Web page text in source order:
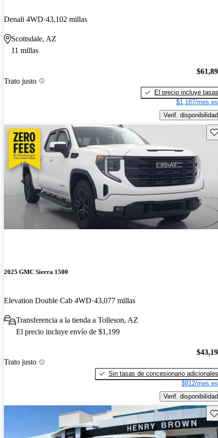
Denali 4WD 43,102 millas
Scottsdale, AZ
11 millas
Trato justo
El precio incluye tasas
$1,187/mes
Verif. disponibilidad
2025 GMC Sierra 1500
Elevation Double Cab 4WD 43,077 millas
Transferencia a la tienda a Tolleson, AZ
El precio incluye envío de $1,199
Trato justo
Sin tasas de concesionario adicionales
$812/mes
Verif. disponibilidad